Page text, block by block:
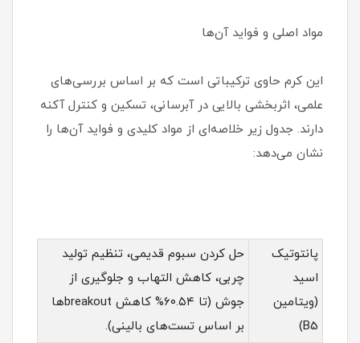
مواد اصلی و فواید آن‌ها
این کرم حاوی ترکیباتی است که بر اساس بررسی‌های
علمی، اثربخشی بالایی در آبرسانی، تسکین و کنترل آکنه
دارند. جدول زیر خلاصه‌ای از مواد کلیدی و فواید آن‌ها را
نشان می‌دهد:
پانتوتیک
اسید
(ویتامین
B5)
حل کردن سبوم قدیمی، تنظیم تولید
چربی، کاهش التهاب و جلوگیری از
جوش (تا ۶۰.۵۴% کاهش breakoutها
بر اساس تست‌های بالینی).